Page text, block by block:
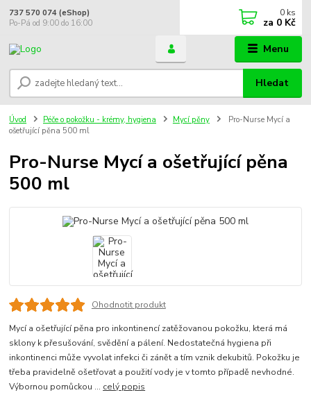
Menu
Hledat
737 570 074 (eShop)
Po-Pá od 9:00 do 16:00
0 ks
za 0 Kč
Úvod Péče o pokožku - krémy, hygiena Mycí pěny
Pro-Nurse Mycí a
ošetřující pěna 500 ml
Pro-Nurse Mycí a ošetřující pěna
500 ml
Ohodnotit produkt
Mycí a ošetřující pěna pro inkontinencí zatěžovanou pokožku, která má
sklony k přesušování, svědění a pálení. Nedostatečná hygiena při
inkontinenci může vyvolat infekci či zánět a tím vznik dekubitů. Pokožku je
třeba pravidelně ošetřovat a použití vody je v tomto případě nevhodné.
Výbornou pomůckou ... celý popis